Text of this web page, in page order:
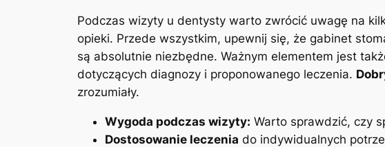
Podczas ⁢wizyty u ⁢dentysty ‌warto zwrócić uwagę na
⁤opieki. ⁣Przede wszystkim, upewnij‍ się,⁣ że gabinet
są ⁤absolutnie niezbędne. Ważnym elementem jest
dotyczących‍ diagnozy i proponowanego ‍leczenia.‍
‌zrozumiały.
Wygoda⁢ podczas⁤ wizyty: ⁢Warto ⁣sprawdzić,‌ czy
Dostosowanie‌ leczenia do indywidualnych